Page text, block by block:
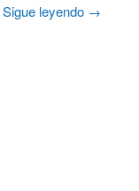
Sigue leyendo →